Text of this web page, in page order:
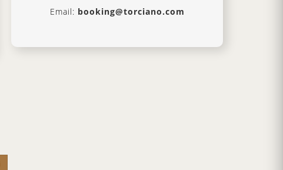
Email: booking@torciano.com